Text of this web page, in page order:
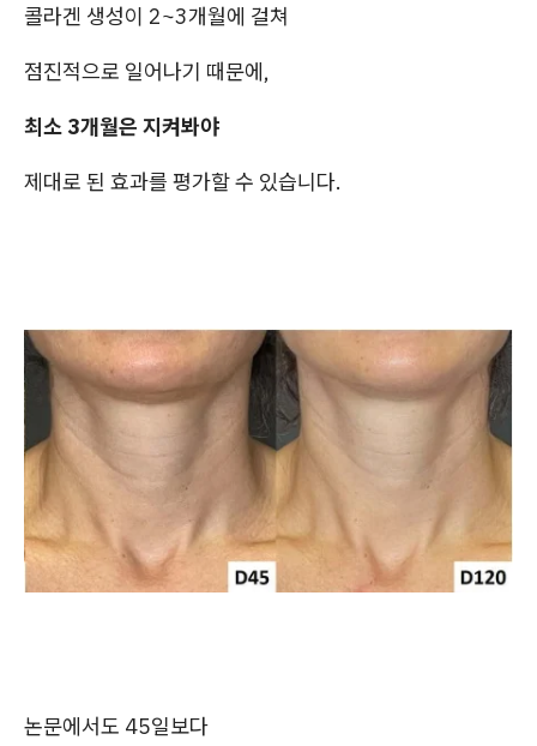
콜라겐 생성이 2~3개월에 걸쳐
점진적으로 일어나기 때문에,
최소 3개월은 지켜봐야
제대로 된 효과를 평가할 수 있습니다.
논문에서도 45일보다